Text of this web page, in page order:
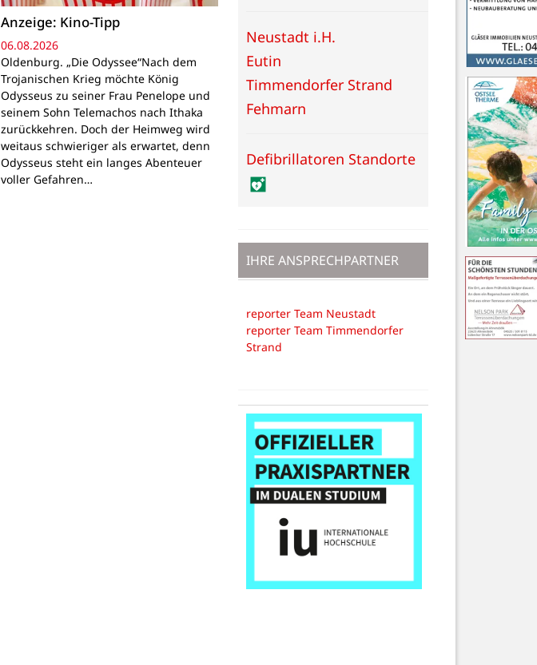
Anzeige: Kino-Tipp
06.08.2026
Oldenburg. „Die Odyssee“Nach dem
Trojanischen Krieg möchte König
Odysseus zu seiner Frau Penelope und
seinem Sohn Telemachos nach Ithaka
zurückkehren. Doch der Heimweg wird
weitaus schwieriger als erwartet, denn
Odysseus steht ein langes Abenteuer
voller Gefahren…
Neustadt i.H.
Eutin
Timmendorfer Strand
Fehmarn
Defibrillatoren Standorte
IHRE ANSPRECHPARTNER
reporter Team Neustadt
reporter Team Timmendorfer
Strand